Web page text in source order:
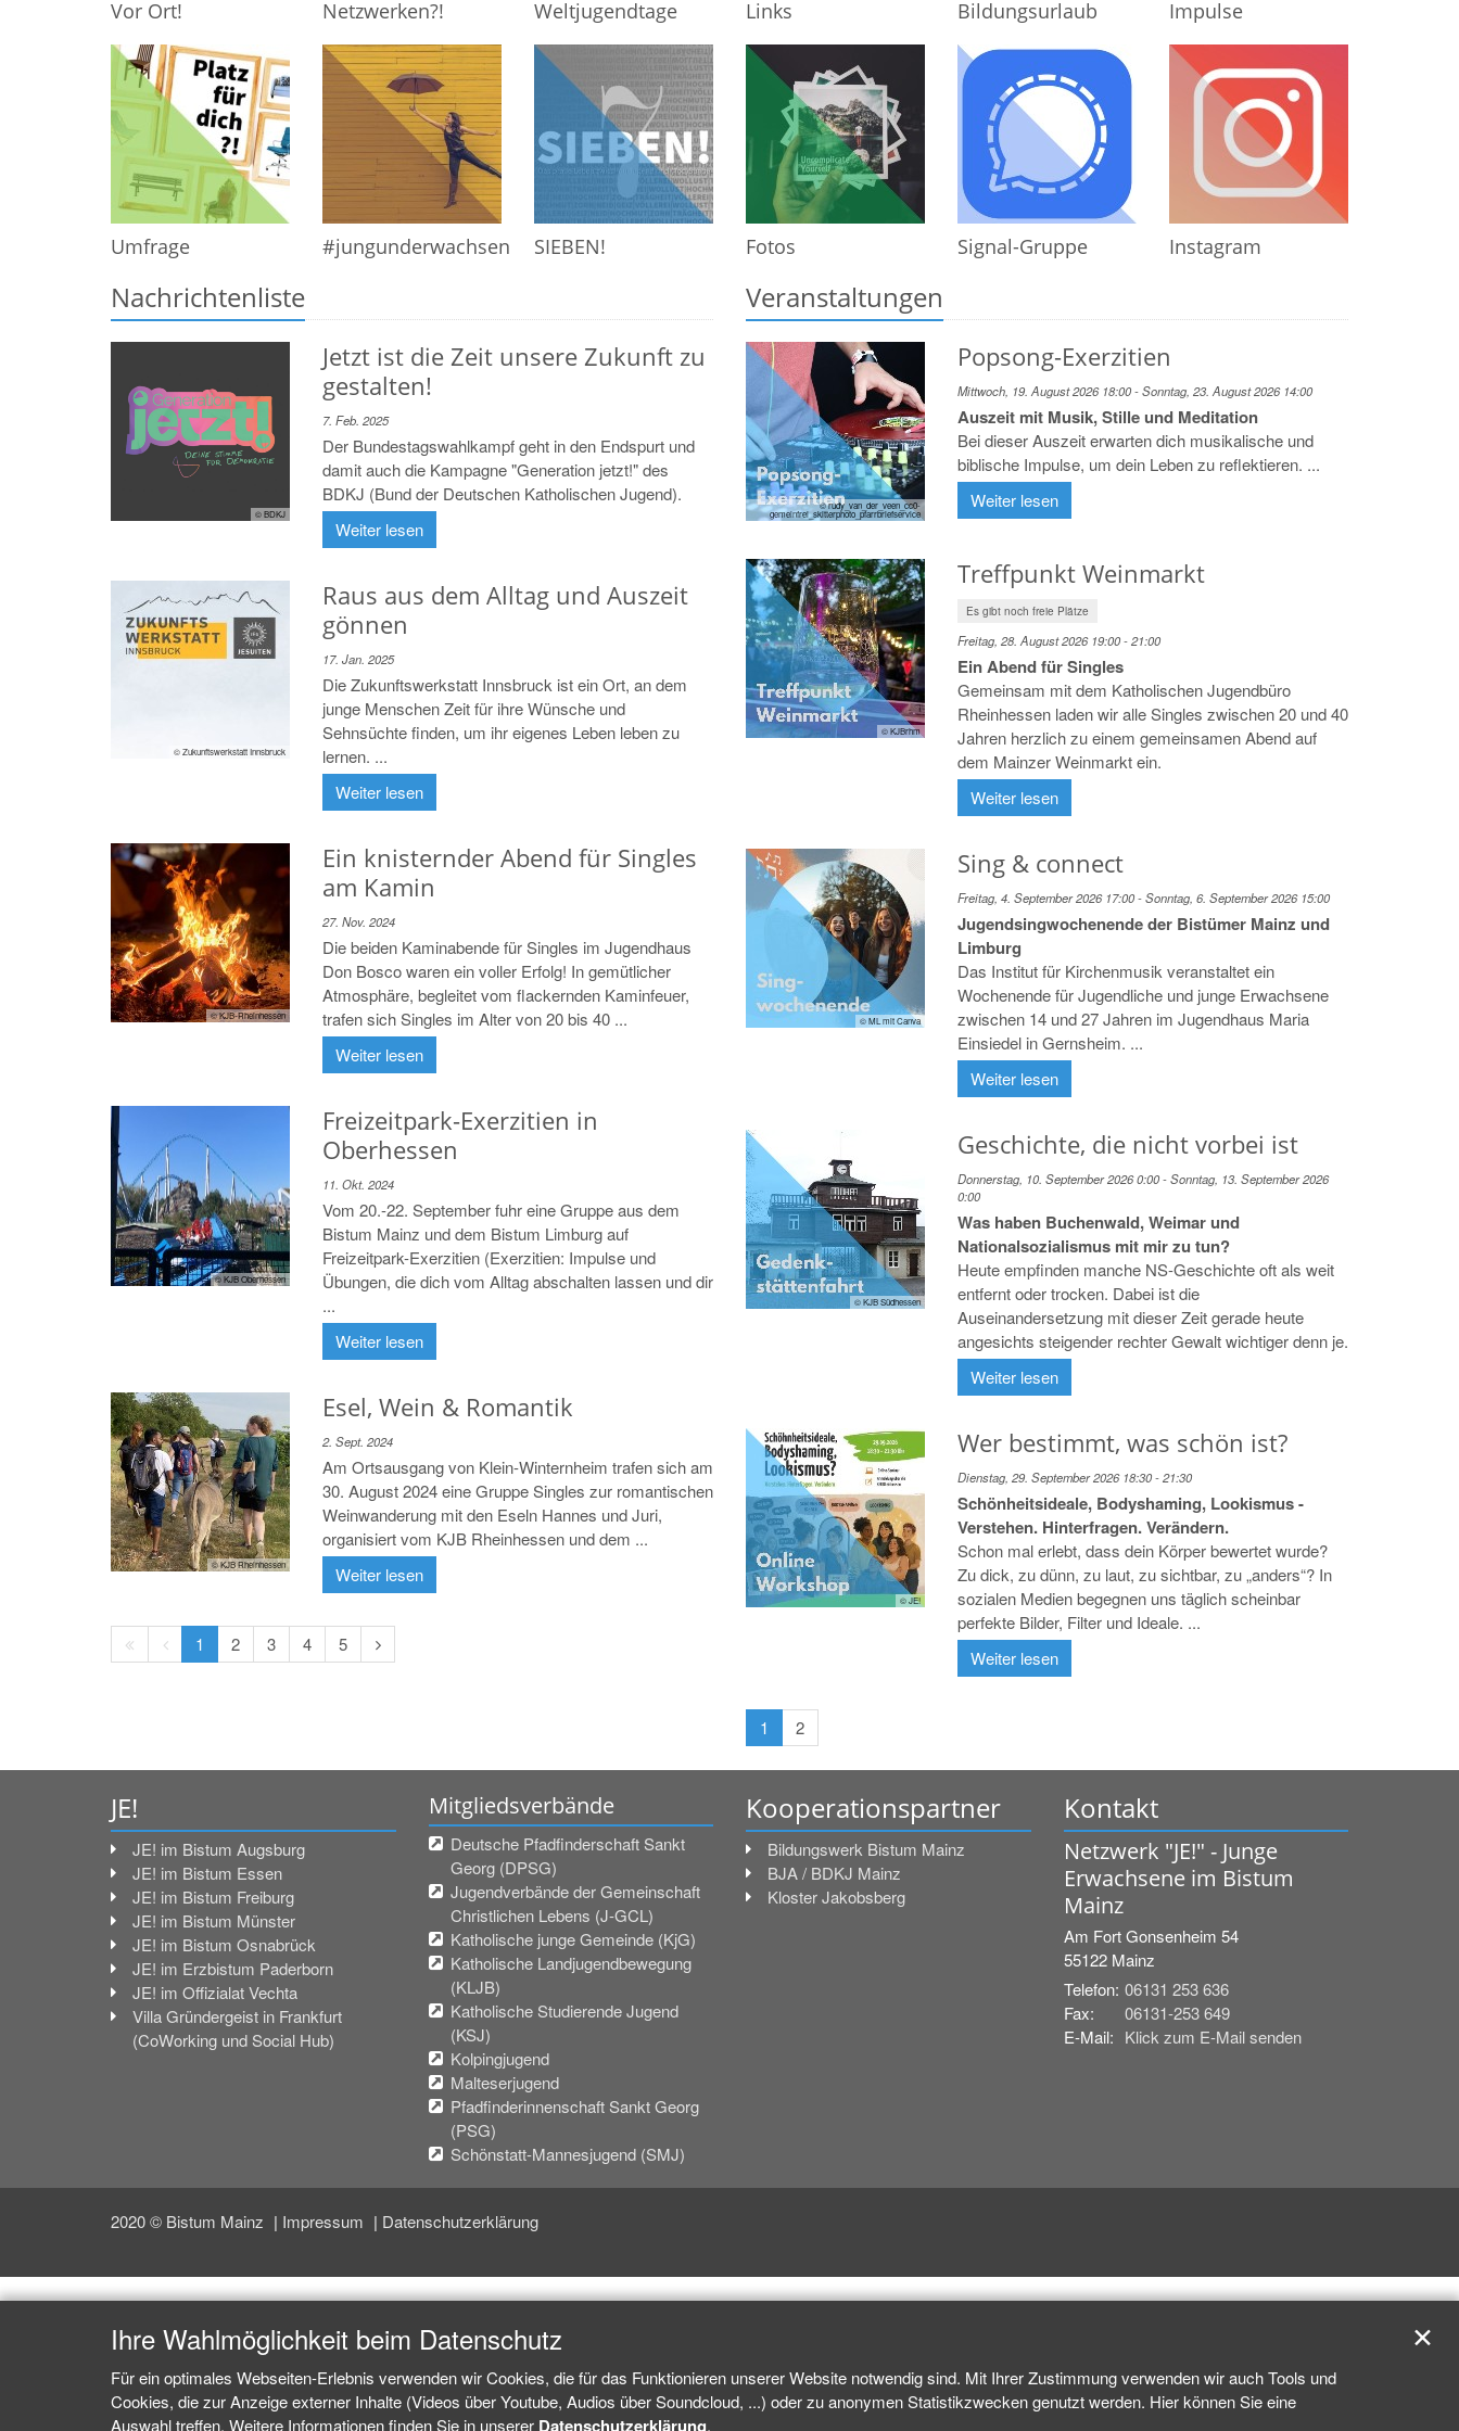
Vor Ort!
Umfrage
Netzwerken?!
#jungunderwachsen
Weltjugendtage
SIEBEN!
Links
Fotos
Bildungsurlaub
Signal-Gruppe
Impulse
Instagram
Nachrichtenliste
© BDKJ
Jetzt ist die Zeit unsere Zukunft zu
gestalten!
7. Feb. 2025
Der Bundestagswahlkampf geht in den Endspurt und
damit auch die Kampagne "Generation jetzt!" des
BDKJ (Bund der Deutschen Katholischen Jugend).
Weiter lesen
© Zukunftswerkstatt Innsbruck
Raus aus dem Alltag und Auszeit
gönnen
17. Jan. 2025
Die Zukunftswerkstatt Innsbruck ist ein Ort, an dem
junge Menschen Zeit für ihre Wünsche und
Sehnsüchte finden, um ihr eigenes Leben leben zu
lernen. ...
Weiter lesen
© KJB-Rheinhessen
Ein knisternder Abend für Singles
am Kamin
27. Nov. 2024
Die beiden Kaminabende für Singles im Jugendhaus
Don Bosco waren ein voller Erfolg! In gemütlicher
Atmosphäre, begleitet vom flackernden Kaminfeuer,
trafen sich Singles im Alter von 20 bis 40 ...
Weiter lesen
© KJB Oberhessen
Freizeitpark-Exerzitien in
Oberhessen
11. Okt. 2024
Vom 20.-22. September fuhr eine Gruppe aus dem
Bistum Mainz und dem Bistum Limburg auf
Freizeitpark-Exerzitien (Exerzitien: Impulse und
Übungen, die dich vom Alltag abschalten lassen und dir
...
Weiter lesen
© KJB Rheinhessen
Esel, Wein & Romantik
2. Sept. 2024
Am Ortsausgang von Klein-Winternheim trafen sich am
30. August 2024 eine Gruppe Singles zur romantischen
Weinwanderung mit den Eseln Hannes und Juri,
organisiert vom KJB Rheinhessen und dem ...
Weiter lesen
resolvedTitleresolvedTitle
resolvedTitle
1 resolvedTitle
2 resolvedTitle
3 resolvedTitle
4 resolvedTitle
5 resolvedTitle
Veranstaltungen
© rudy_van_der_veen_cc0-
gemeinfrei_skitterphoto_pfarrbriefservice
Popsong-Exerzitien
Mittwoch, 19. August 2026 18:00 - Sonntag, 23. August 2026 14:00
Auszeit mit Musik, Stille und Meditation
Bei dieser Auszeit erwarten dich musikalische und
biblische Impulse, um dein Leben zu reflektieren. ...
Weiter lesen
© KJBrhm
Treffpunkt Weinmarkt
Es gibt noch freie Plätze
Freitag, 28. August 2026 19:00 - 21:00
Ein Abend für Singles
Gemeinsam mit dem Katholischen Jugendbüro
Rheinhessen laden wir alle Singles zwischen 20 und 40
Jahren herzlich zu einem gemeinsamen Abend auf
dem Mainzer Weinmarkt ein.
Weiter lesen
© ML mit Canva
Sing & connect
Freitag, 4. September 2026 17:00 - Sonntag, 6. September 2026 15:00
Jugendsingwochenende der Bistümer Mainz und
Limburg
Das Institut für Kirchenmusik veranstaltet ein
Wochenende für Jugendliche und junge Erwachsene
zwischen 14 und 27 Jahren im Jugendhaus Maria
Einsiedel in Gernsheim. ...
Weiter lesen
© KJB Südhessen
Geschichte, die nicht vorbei ist
Donnerstag, 10. September 2026 0:00 - Sonntag, 13. September 2026
0:00
Was haben Buchenwald, Weimar und
Nationalsozialismus mit mir zu tun?
Heute empfinden manche NS-Geschichte oft als weit
entfernt oder trocken. Dabei ist die
Auseinandersetzung mit dieser Zeit gerade heute
angesichts steigender rechter Gewalt wichtiger denn je.
Weiter lesen
© JE!
Wer bestimmt, was schön ist?
Dienstag, 29. September 2026 18:30 - 21:30
Schönheitsideale, Bodyshaming, Lookismus -
Verstehen. Hinterfragen. Verändern.
Schon mal erlebt, dass dein Körper bewertet wurde?
Zu dick, zu dünn, zu laut, zu sichtbar, zu „anders“? In
sozialen Medien begegnen uns täglich scheinbar
perfekte Bilder, Filter und Ideale. ...
Weiter lesen
1 2
JE!
JE! im Bistum Augsburg
JE! im Bistum Essen
JE! im Bistum Freiburg
JE! im Bistum Münster
JE! im Bistum Osnabrück
JE! im Erzbistum Paderborn
JE! im Offizialat Vechta
Villa Gründergeist in Frankfurt
(CoWorking und Social Hub)
Mitgliedsverbände
Deutsche Pfadfinderschaft Sankt
Georg (DPSG)
Jugendverbände der Gemeinschaft
Christlichen Lebens (J-GCL)
Katholische junge Gemeinde (KjG)
Katholische Landjugendbewegung
(KLJB)
Katholische Studierende Jugend
(KSJ)
Kolpingjugend
Malteserjugend
Pfadfinderinnenschaft Sankt Georg
(PSG)
Schönstatt-Mannesjugend (SMJ)
Kooperationspartner
Bildungswerk Bistum Mainz
BJA / BDKJ Mainz
Kloster Jakobsberg
Kontakt
Netzwerk "JE!" - Junge
Erwachsene im Bistum
Mainz
Am Fort Gonsenheim 54
55122 Mainz
Telefon: 06131 253 636
Fax:
06131-253 649
E-Mail: Klick zum E-Mail senden
2020 © Bistum Mainz Impressum Datenschutzerklärung
Ihre Wahlmöglichkeit beim Datenschutz
Für ein optimales Webseiten-Erlebnis verwenden wir Cookies, die für das Funktionieren unserer Website notwendig sind. Mit Ihrer Zustimmung verwenden wir auch Tools und
Cookies, die zur Anzeige externer Inhalte (Videos über Youtube, Audios über Soundcloud, ...) oder zu anonymen Statistikzwecken genutzt werden. Hier können Sie eine
Auswahl treffen. Weitere Informationen finden Sie in unserer Datenschutzerklärung.
✕